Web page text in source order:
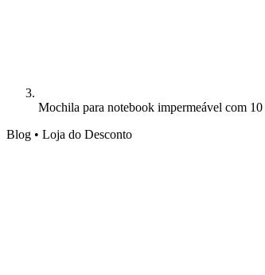
Mochila para notebook impermeável com
Blog • Loja do Desconto